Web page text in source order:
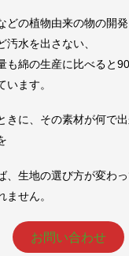
どの植物由来の物の開
汚水を出さない、
も綿の生産に比べると
ます。
きに、その素材が何で
、生地の選び方が変わ
せん。
お問い合わせ